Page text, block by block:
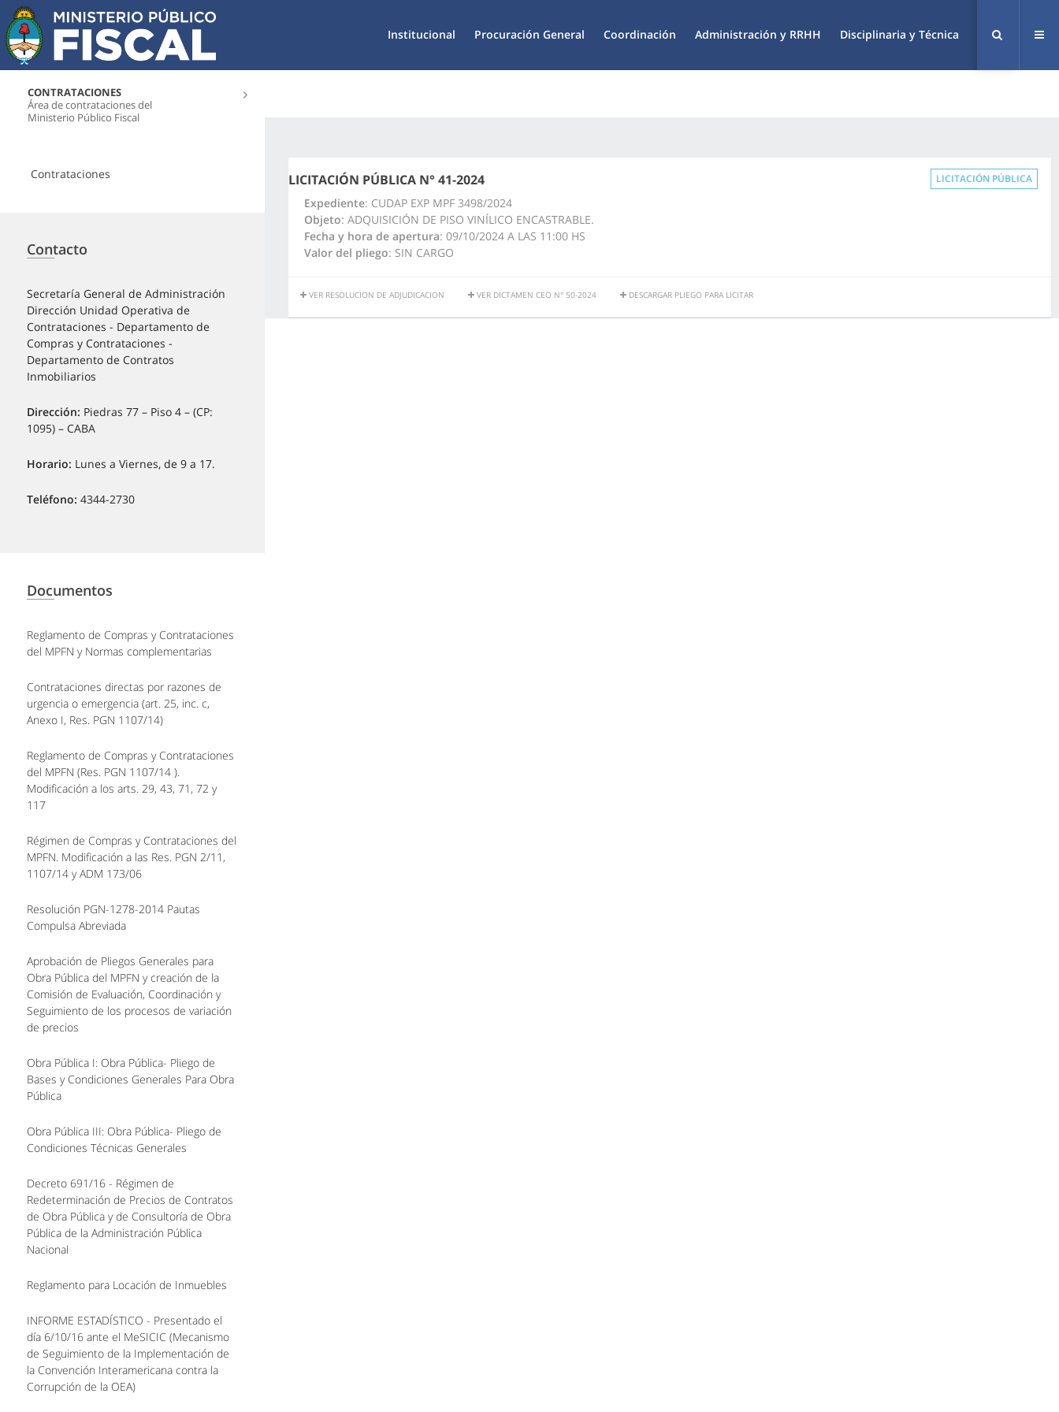
Institucional Procuración General Coordinación Administración y RRHH Disciplinaria y Técnica
CONTRATACIONES
Área de contrataciones del
Ministerio Público Fiscal
Contrataciones
Contacto
Secretaría General de Administración
Dirección Unidad Operativa de
Contrataciones - Departamento de
Compras y Contrataciones -
Departamento de Contratos
Inmobiliarios
Dirección: Piedras 77 – Piso 4 – (CP:
1095) – CABA
Horario: Lunes a Viernes, de 9 a 17.
Teléfono: 4344-2730
Documentos
Reglamento de Compras y Contrataciones
del MPFN y Normas complementarias
Contrataciones directas por razones de
urgencia o emergencia (art. 25, inc. c,
Anexo I, Res. PGN 1107/14)
Reglamento de Compras y Contrataciones
del MPFN (Res. PGN 1107/14 ).
Modificación a los arts. 29, 43, 71, 72 y
117
Régimen de Compras y Contrataciones del
MPFN. Modificación a las Res. PGN 2/11,
1107/14 y ADM 173/06
Resolución PGN-1278-2014 Pautas
Compulsa Abreviada
Aprobación de Pliegos Generales para
Obra Pública del MPFN y creación de la
Comisión de Evaluación, Coordinación y
Seguimiento de los procesos de variación
de precios
Obra Pública I: Obra Pública- Pliego de
Bases y Condiciones Generales Para Obra
Pública
Obra Pública III: Obra Pública- Pliego de
Condiciones Técnicas Generales
Decreto 691/16 - Régimen de
Redeterminación de Precios de Contratos
de Obra Pública y de Consultoría de Obra
Pública de la Administración Pública
Nacional
Reglamento para Locación de Inmuebles
INFORME ESTADÍSTICO - Presentado el
día 6/10/16 ante el MeSICIC (Mecanismo
de Seguimiento de la Implementación de
la Convención Interamericana contra la
Corrupción de la OEA)
LICITACIÓN PÚBLICA
LICITACIÓN PÚBLICA N° 41-2024
Expediente: CUDAP EXP MPF 3498/2024
Objeto: ADQUISICIÓN DE PISO VINÍLICO ENCASTRABLE.
Fecha y hora de apertura: 09/10/2024 A LAS 11:00 HS
Valor del pliego: SIN CARGO
VER RESOLUCION DE ADJUDICACION VER DICTAMEN CEO N° 50-2024 DESCARGAR PLIEGO PARA LICITAR